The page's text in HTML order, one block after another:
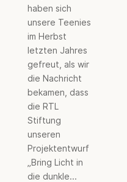
haben sich
unsere Teenies
im Herbst
letzten Jahres
gefreut, als wir
die Nachricht
bekamen, dass
die RTL
Stiftung
unseren
Projektentwurf
„Bring Licht in
die dunkle...